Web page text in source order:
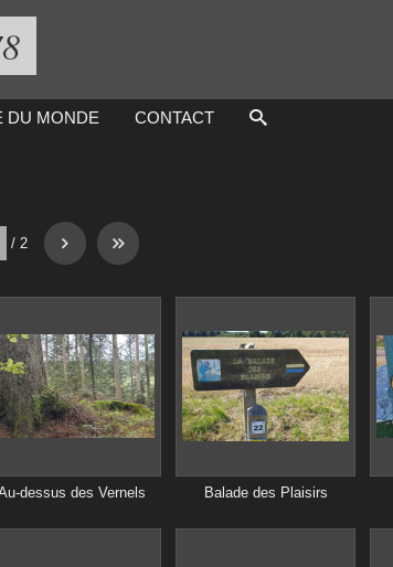
DU MONDE CONTACT
/ 2
dessus des Vernels Balade des Plaisirs